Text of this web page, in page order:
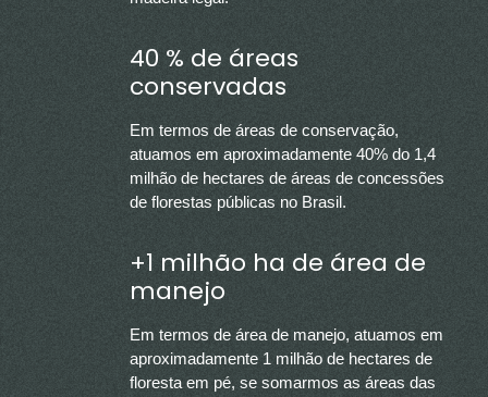
40 % de áreas
conservadas
Em termos de áreas de conservação,
atuamos em aproximadamente 40% do 1,4
milhão de hectares de áreas de concessões
de florestas públicas no Brasil.
+1 milhão ha de área de
manejo
Em termos de área de manejo, atuamos em
aproximadamente 1 milhão de hectares de
floresta em pé, se somarmos as áreas das